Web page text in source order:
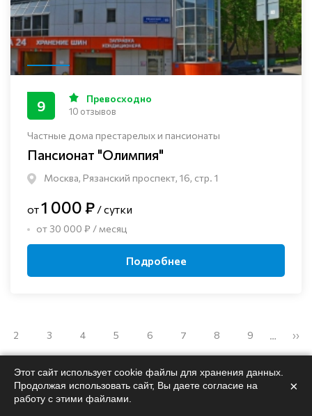
Частные дома престарелых и пансионаты
Пансионат "Олимпия"
Москва, Рязанский проспект, 16, стр. 1
9 Превосходно
10 отзывов
от1 000 ₽ / сутки
от 30 000 ₽ / месяц
Подробнее
2 3 4 5 6 7 8 9 … ››
Этот сайт использует cookie файлы для хранения данных.
Продолжая использовать сайт, Вы даете согласие на
работу с этими файлами.
×